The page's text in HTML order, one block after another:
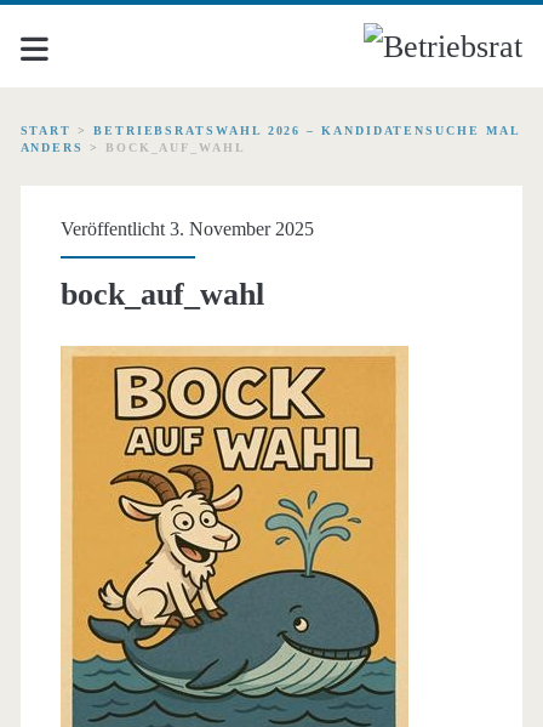
START > BETRIEBSRATSWAHL 2026 – KANDIDATENSUCHE MAL
ANDERS
> BOCK_AUF_WAHL
Veröffentlicht 3. November 2025
bock_auf_wahl